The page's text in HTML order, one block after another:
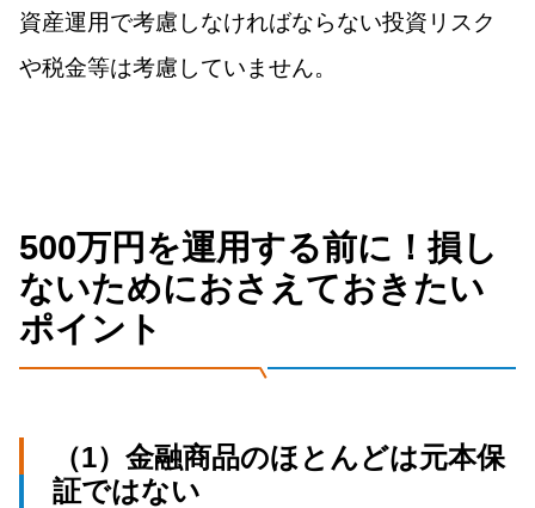
資産運用で考慮しなければならない投資リスク
や税金等は考慮していません。
500万円を運用する前に！損し
ないためにおさえておきたい
ポイント
（1）金融商品のほとんどは元本保
証ではない